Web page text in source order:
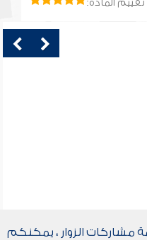
تقييم المادة:
مشاركات الزوار ، يمكنكم